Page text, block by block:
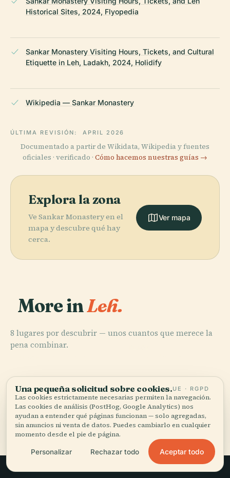
Historical Sites, 2024, Flyopedia
Sankar Monastery Visiting Hours, Tickets, and Cultural
Etiquette in Leh, Ladakh, 2024, Holidify
Wikipedia — Sankar Monastery
ÚLTIMA REVISIÓN: APRIL 2026
Documentado a partir de Wikidata, Wikipedia y fuentes
oficiales · verificado · Cómo hacemos nuestras guías →
Explora la zona
Ve Sankar Monastery en el
mapa y descubre qué hay
cerca.
Ver mapa
More inLeh.
8 lugares por descubrir — unos cuantos que merece la
pena combinar.
PLACE
Los 8 lugares de Leh
Una pequeña solicitud sobre cookies.UE · RGPD
Las cookies estrictamente necesarias permiten la navegación.
Las cookies de análisis (PostHog, Google Analytics) nos
ayudan a entender qué páginas funcionan — solo agregadas,
sin anuncios ni venta de datos. Puedes cambiarlo en cualquier
momento desde el pie de página.
Personalizar Rechazar todo Aceptar todo